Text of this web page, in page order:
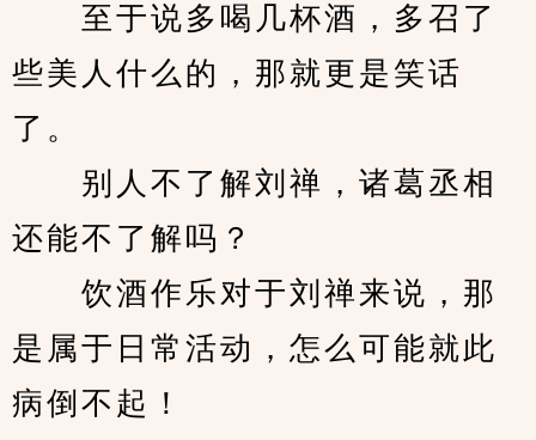
至于说多喝几杯酒，多召了
些美人什么的，那就更是笑话
了。
别人不了解刘禅，诸葛丞相
还能不了解吗？
饮酒作乐对于刘禅来说，那
是属于日常活动，怎么可能就此
病倒不起！